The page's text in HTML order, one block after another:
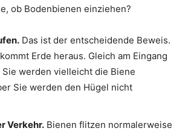
ob Bodenbienen einziehen?
Das ist der entscheidende Beweis.
Erde heraus. Gleich am Eingang
werden vielleicht die Biene
Sie werden den Hügel nicht
Verkehr. Bienen flitzen normalerweise